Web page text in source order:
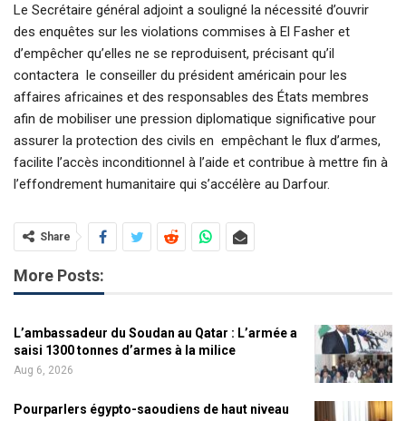
Le Secrétaire général adjoint a souligné la nécessité d’ouvrir
des enquêtes sur les violations commises à El Fasher et
d’empêcher qu’elles ne se reproduisent, précisant qu’il
contactera le conseiller du président américain pour les
affaires africaines et des responsables des États membres
afin de mobiliser une pression diplomatique significative pour
assurer la protection des civils en empêchant le flux d’armes,
facilite l’accès inconditionnel à l’aide et contribue à mettre fin à
l’effondrement humanitaire qui s’accélère au Darfour.
Share
More Posts:
L’ambassadeur du Soudan au Qatar : L’armée a
saisi 1300 tonnes d’armes à la milice
Aug 6, 2026
Pourparlers égypto-saoudiens de haut niveau